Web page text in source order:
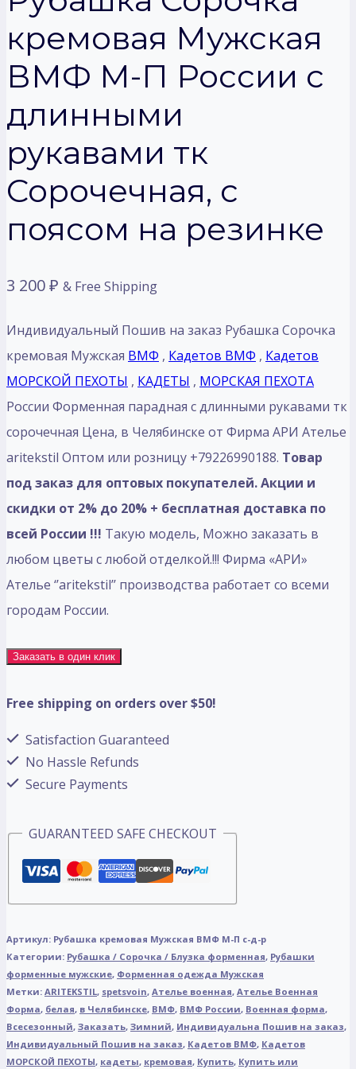
кремовая Мужская
ВМФ М-П России с
длинными
рукавами тк
Сорочечная, с
поясом на резинке
3 200₽ & Free Shipping
Индивидуальный Пошив на заказ Рубашка Сорочка
кремовая Мужская ВМФ , Кадетов ВМФ , Кадетов
МОРСКОЙ ПЕХОТЫ , КАДЕТЫ , МОРСКАЯ ПЕХОТА
России Форменная парадная с длинными рукавами тк
сорочечная Цена, в Челябинске от Фирма АРИ Ателье
aritekstil Оптом или розницу +79226990188. Товар
под заказ для оптовых покупателей. Акции и
скидки от 2% до 20% + бесплатная доставка по
всей России !!! Такую модель, Mожно заказать в
любом цветы с любой отделкой.!!! Фирма «АРИ»
Ателье ‘’aritekstil’’ производства работает со всеми
городам России.
Заказать в один клик
Free shipping on orders over $50!
Satisfaction Guaranteed
No Hassle Refunds
Secure Payments
GUARANTEED SAFE CHECKOUT
Артикул: Рубашка кремовая Мужская ВМФ М-П с-д-р
Категории: Рубашка / Сорочка / Блузка форменная, Рубашки
форменные мужские, Форменная одежда Мужская
Метки: ARITEKSTIL, spetsvoin, Ателье военная, Ателье Военная
Форма, белая, в Челябинске, ВМФ, ВМФ России, Военная форма,
Всесезонный, Заказать, Зимний, Индивидуальна Пошив на заказ,
Индивидуальный Пошив на заказ, Кадетов ВМФ, Кадетов
МОРСКОЙ ПЕХОТЫ, кадеты, кремовая, Купить, Купить или